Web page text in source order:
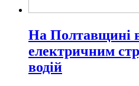
На Полтавщині
електричним
водій